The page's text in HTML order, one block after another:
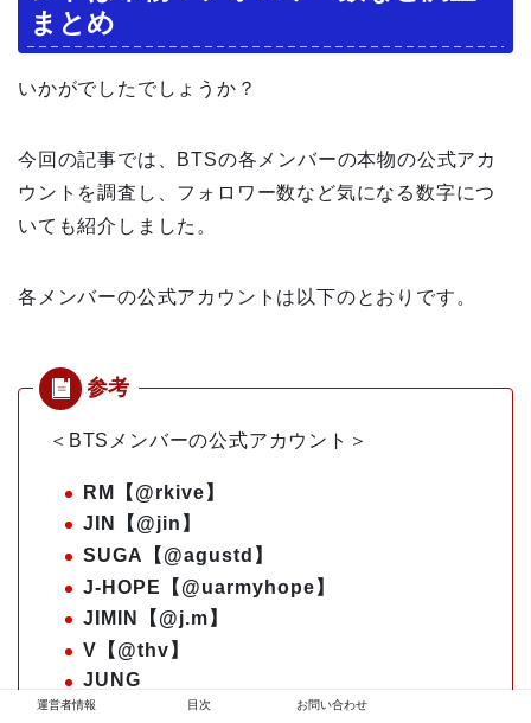
まとめ
いかがでしたでしょうか？
今回の記事では、BTSの各メンバーの本物の公式アカ
ウントを調査し、フォロワー数など気になる数字につ
いても紹介しました。
各メンバーの公式アカウントは以下のとおりです。
＜BTSメンバーの公式アカウント＞
RM【@rkive】
JIN【@jin】
SUGA【@agustd】
J-HOPE【@uarmyhope】
JIMIN【@j.m】
V【@thv】
JUNG
KOOK【@abcdefghi_lmnopqrstuvwxyz
運営者情報 目次 お問い合わせ